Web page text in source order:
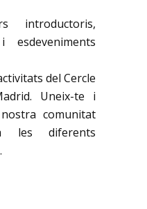
introductoris,
del Cercle
Uneix-te i
comunitat
les diferents